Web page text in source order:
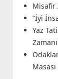
Misafir
“İyi
Yaz
Masası